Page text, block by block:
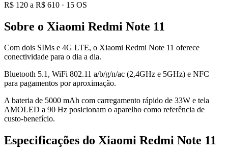
R$ 120 a R$ 610 · 15 OS
Sobre o Xiaomi Redmi Note 11
Com dois SIMs e 4G LTE, o Xiaomi Redmi Note 11 oferece
conectividade para o dia a dia.
Bluetooth 5.1, WiFi 802.11 a/b/g/n/ac (2,4GHz e 5GHz) e NFC
para pagamentos por aproximação.
A bateria de 5000 mAh com carregamento rápido de 33W e tela
AMOLED a 90 Hz posicionam o aparelho como referência de
custo-benefício.
Especificações do Xiaomi Redmi Note 11